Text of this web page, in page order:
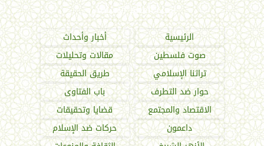
اتحاد العالم الإسلامي
الرئيسية
أخبار وأحداث
صوت فلسطين
مقالات وتحليلات
تراثنا الإسلامي
طريق الحقيقة
حوار ضد التطرف
باب الفتاوى
الاقتصاد والمجتمع
قضايا وتحقيقات
داعمون
حركات ضد الإسلام